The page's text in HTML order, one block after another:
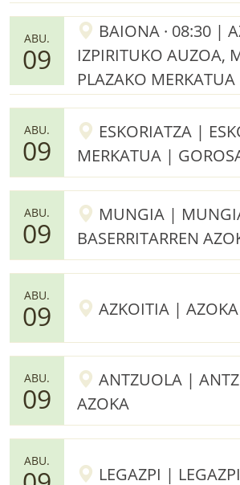
ABU.
09
BAIONA · 08:30 |
IZPIRITUKO AUZOA,
PLAZAKO MERKATUA
ABU.
09
ESKORIATZA |
MERKATUA |
ABU.
09
MUNGIA |
BASERRITARREN
ABU.
09 AZKOITIA | AZOKA
ABU.
09
ANTZUOLA |
AZOKA
ABU.
LEGAZPI |